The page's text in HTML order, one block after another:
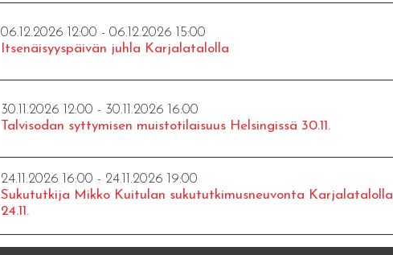
06.12.2026 12:00 - 06.12.2026 15:00
Itsenäisyyspäivän juhla Karjalatalolla
30.11.2026 12:00 - 30.11.2026 16:00
Talvisodan syttymisen muistotilaisuus Helsingissä 30.11.
24.11.2026 16:00 - 24.11.2026 19:00
Sukututkija Mikko Kuitulan sukututkimusneuvonta Karjalatalolla
24.11.